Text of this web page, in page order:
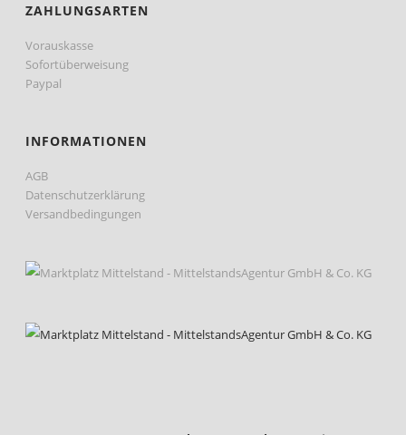
ZAHLUNGSARTEN
Vorauskasse
Sofortüberweisung
Paypal
INFORMATIONEN
AGB
Datenschutzerklärung
Versandbedingungen